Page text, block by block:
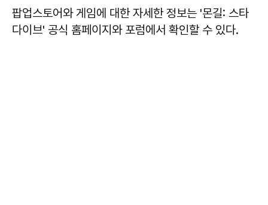
팝업스토어와 게임에 대한 자세한 정보는 '몬길: 스타
다이브' 공식 홈페이지와 포럼에서 확인할 수 있다.